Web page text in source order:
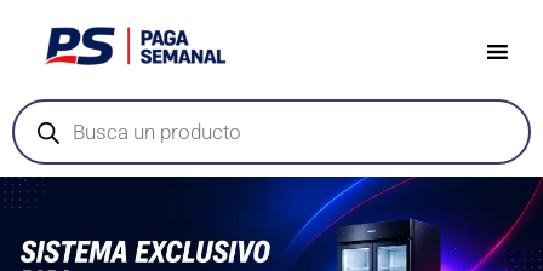
Búsqueda
de
productos